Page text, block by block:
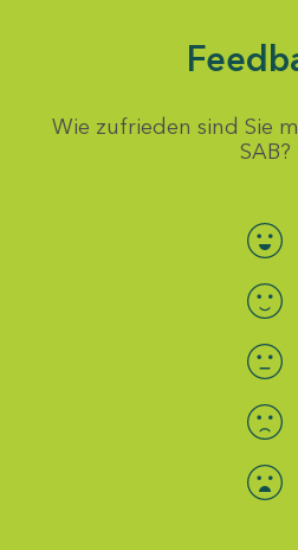
Wie zufrieden sind Sie
SAB?